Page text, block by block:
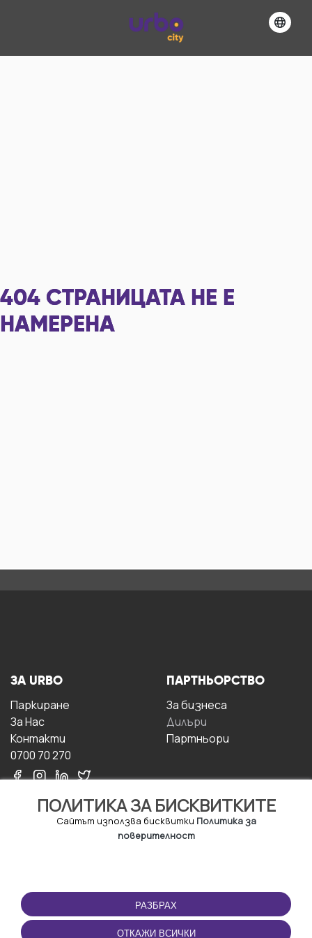
404 СТРАНИЦАТА НЕ Е
НАМЕРЕНА
ПОЛИТИКА ЗА БИСКВИТКИТЕ
Сайтът използва бисквитки Политика за
поверителност
РАЗБРАХ
ОТКАЖИ ВСИЧКИ
ЗА URBO
Паркиране
За Hас
Контакти
0700 70 270
ПАРТНЬОРСТВО
За бизнесa
Дилъри
Партньори
ПОЛЗВАНЕ
Правила и условия за
ползване
ПРИЛОЖЕНИЕТО